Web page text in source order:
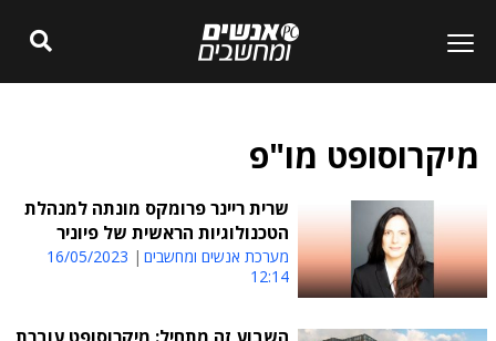
מיקרוסופט מו"פ
שרית ריינר פרומקס מונתה למנהלת
הטכנולוגיות הראשית של פיוניר
מערכת אנשים ומחשבים
16/05/2023
12:14